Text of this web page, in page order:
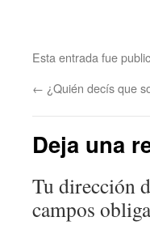
Esta entrada fue
← ¿Quién decís que
Deja una
Tu dirección
campos